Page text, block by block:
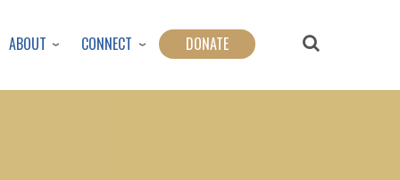
ABOUT CONNECT DONATE